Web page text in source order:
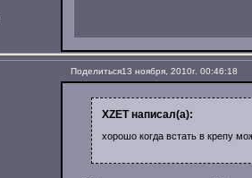
Поделиться13 ноября, 2010г. 00:46:18
XZET написал(а):
хорошо когда встать в крепу